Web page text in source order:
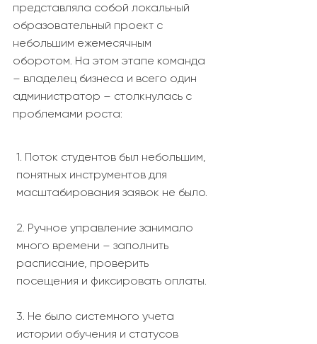
представляла собой локальный
образовательный проект с
небольшим ежемесячным
оборотом. На этом этапе команда
– владелец бизнеса и всего один
администратор – столкнулась с
проблемами роста:
1. Поток студентов был небольшим,
понятных инструментов для
масштабирования заявок не было.
2. Ручное управление занимало
много времени – заполнить
расписание, проверить
посещения и фиксировать оплаты.
3. Не было системного учета
истории обучения и статусов